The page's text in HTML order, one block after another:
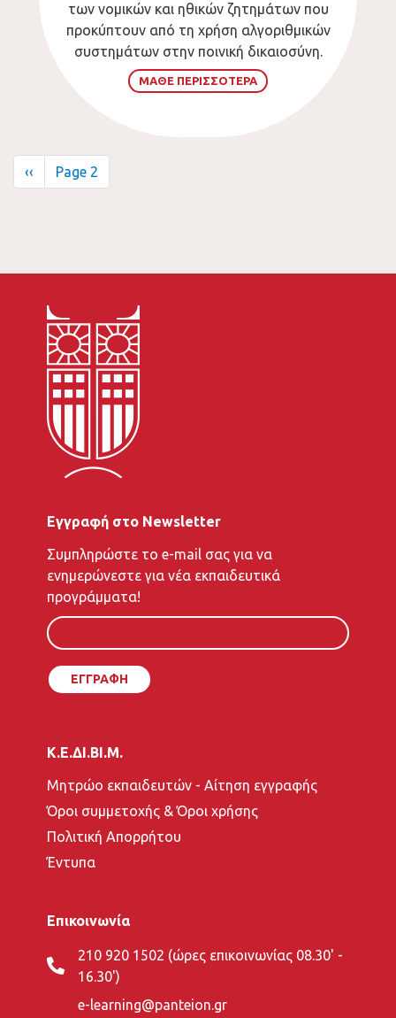
των νομικών και ηθικών ζητημάτων που
προκύπτουν από τη χρήση αλγοριθμικών
συστημάτων στην ποινική δικαιοσύνη.
ΜΑΘΕ ΠΕΡΙΣΣΟΤΕΡΑ
Σελιδοποίηση
Προηγούμενη
σελίδα
‹‹ Page 2
Εγγραφή στο Newsletter
To
e-
mail
σας
Συμπληρώστε το e-mail σας για να
ενημερώνεστε για νέα εκπαιδευτικά
προγράμματα!
Κ.Ε.ΔΙ.ΒΙ.Μ.
Μητρώο εκπαιδευτών - Αίτηση εγγραφής
Όροι συμμετοχής & Όροι χρήσης
Πολιτική Απορρήτου
Έντυπα
Επικοινωνία
210 920 1502 (ώρες επικοινωνίας 08.30' -
16.30')
e-learning@panteion.gr